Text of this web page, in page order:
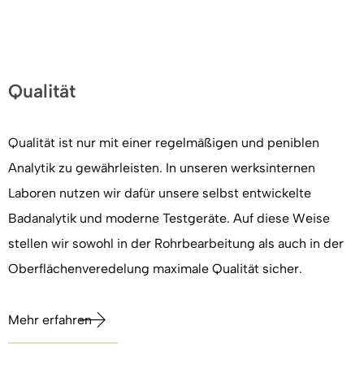
Qualität
Qualität ist nur mit einer regelmäßigen und peniblen
Analytik zu gewährleisten. In unseren werksinternen
Laboren nutzen wir dafür unsere selbst entwickelte
Badanalytik und moderne Testgeräte. Auf diese Weise
stellen wir sowohl in der Rohrbearbeitung als auch in der
Oberflächenveredelung maximale Qualität sicher.
Mehr erfahren